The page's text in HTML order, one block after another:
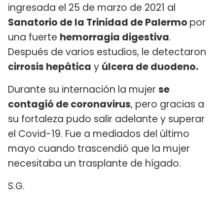
ingresada el 25 de marzo de 2021 al
Sanatorio de la Trinidad de Palermo por
una fuerte hemorragia digestiva.
Después de varios estudios, le detectaron
cirrosis hepática y úlcera de duodeno.
Durante su internación la mujer se
contagió de coronavirus, pero gracias a
su fortaleza pudo salir adelante y superar
el Covid-19. Fue a mediados del último
mayo cuando trascendió que la mujer
necesitaba un trasplante de hígado.
S.G.